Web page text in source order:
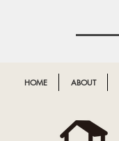
HOME ABOUT